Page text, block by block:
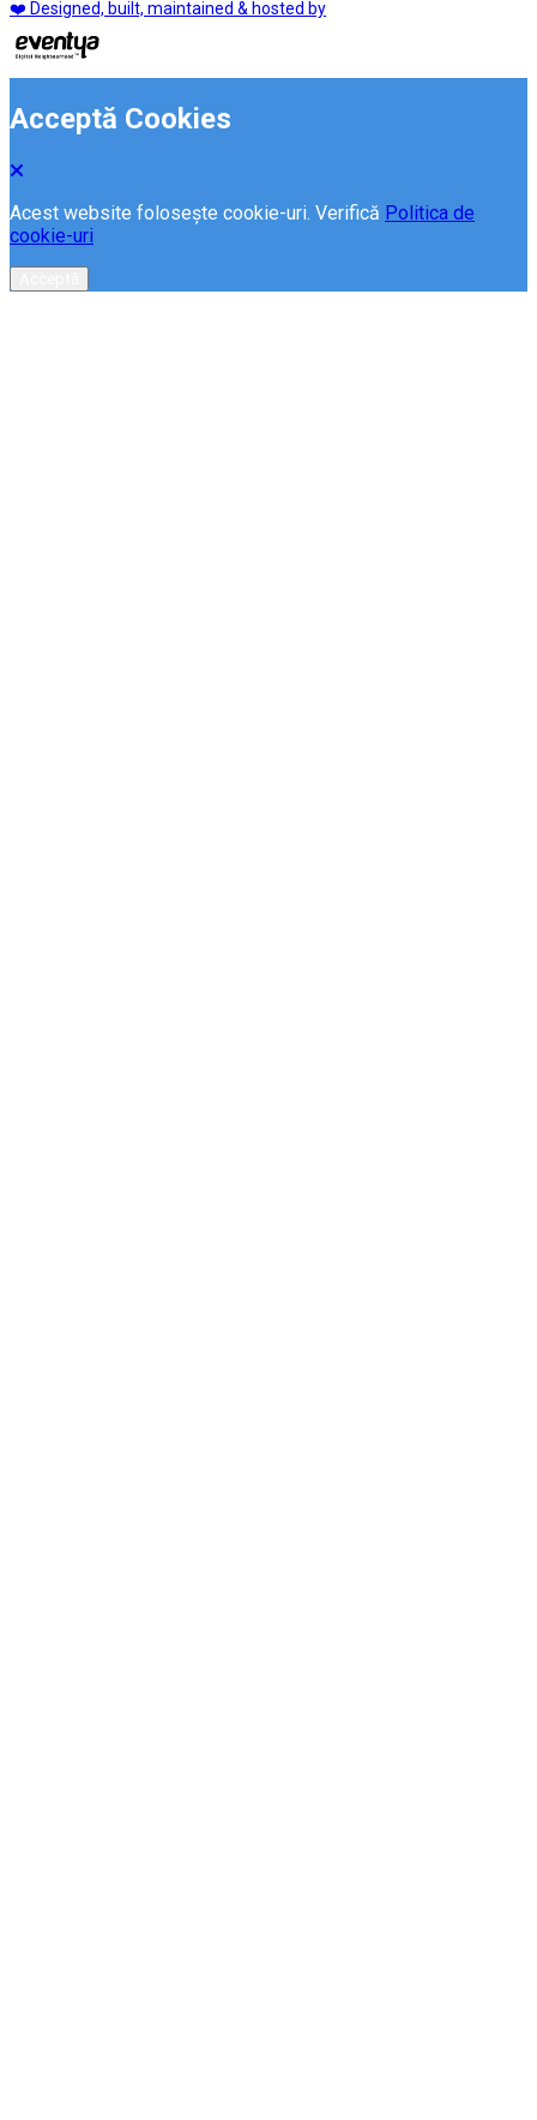
❤️ Designed, built, maintained & hosted by
Acceptă Cookies
Acest website folosește cookie-uri. Verifică Politica de
cookie-uri